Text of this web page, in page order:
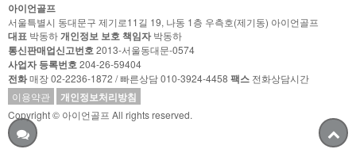
아이언골프
서울특별시 동대문구 제기로11길 19, 나동 1층 우측호(제기동) 아이언골프
대표 박동하개인정보 보호 책임자박동하
통신판매업신고번호2013-서울동대문-0574
사업자 등록번호204-26-59404
전화매장 02-2236-1872 / 빠른상담 010-3924-4458 팩스 전화상담시간
이용약관
개인정보처리방침
Copyright © 아이언골프 All rights reserved.